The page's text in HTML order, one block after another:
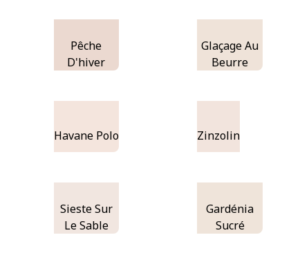
Pêche
D'hiver
Glaçage Au
Beurre
Havane Polo Zinzolin
Sieste Sur
Le Sable
Gardénia
Sucré